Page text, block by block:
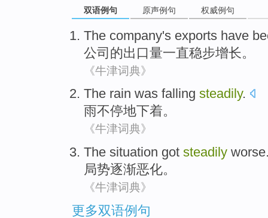
双语例句 原声例句 权威例句
The company's exports have
公司 的出口量一直稳步增长。
《牛津词典》
The rain was falling steadily.
雨不停地下着。
《牛津词典》
The situation got steadily worse
局势逐渐恶化。
《牛津词典》
更多双语例句